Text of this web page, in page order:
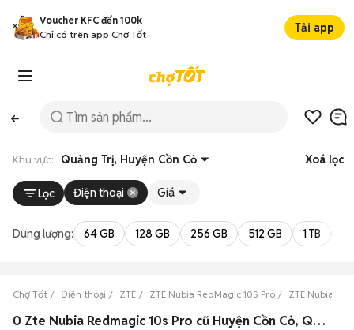
Voucher KFC đến 100k
Chỉ có trên app Chợ Tốt
Tải app
Khu vực: Quảng Trị, Huyện Cồn Cỏ Xoá lọc
Lọc Điện thoại Giá
Dung lượng: 64 GB 128 GB 256 GB 512 GB 1 TB
Chợ Tốt Điện thoại ZTE ZTE Nubia RedMagic 10S Pro ZTE Nubia
0 Zte Nubia Redmagic 10s Pro cũ Huyện Cồn Cỏ, Quảng Trị đẹp